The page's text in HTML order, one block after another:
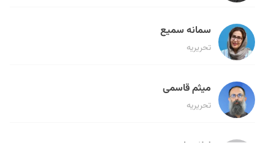
سمانه سمیع
تحریریه
میثم قاسمی
تحریریه
لیلا حنارود